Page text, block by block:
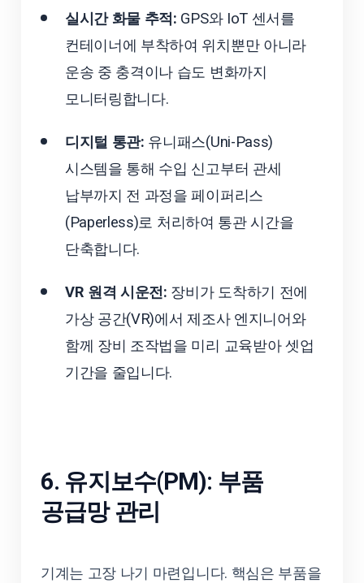
실시간 화물 추적: GPS와 IoT 센서를
컨테이너에 부착하여 위치뿐만 아니라
운송 중 충격이나 습도 변화까지
모니터링합니다.
디지털 통관: 유니패스(Uni-Pass)
시스템을 통해 수입 신고부터 관세
납부까지 전 과정을 페이퍼리스
(Paperless)로 처리하여 통관 시간을
단축합니다.
VR 원격 시운전: 장비가 도착하기 전에
가상 공간(VR)에서 제조사 엔지니어와
함께 장비 조작법을 미리 교육받아 셋업
기간을 줄입니다.
6. 유지보수(PM): 부품
공급망 관리
기계는 고장 나기 마련입니다. 핵심은 부품을